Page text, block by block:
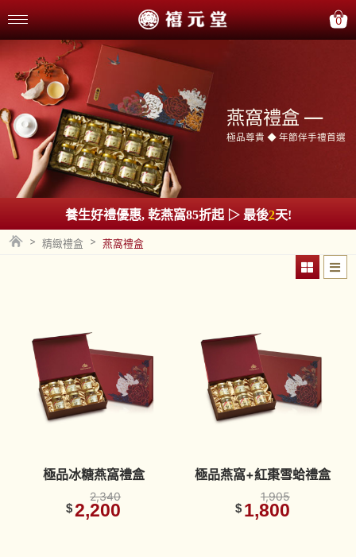
0
燕窩禮盒 —
極品尊貴 ◆ 年節伴手禮首選
養生好禮優惠, 乾燕窩85折起 ▷ 最後2天!
> 精緻禮盒 > 燕窩禮盒
極品冰糖燕窩禮盒
2,340
$2,200
極品燕窩+紅棗雪蛤禮盒
1,905
$ 1,800